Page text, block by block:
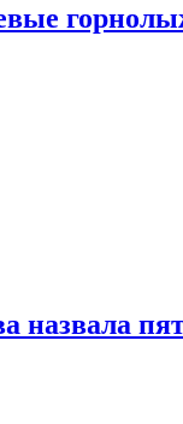
назвала